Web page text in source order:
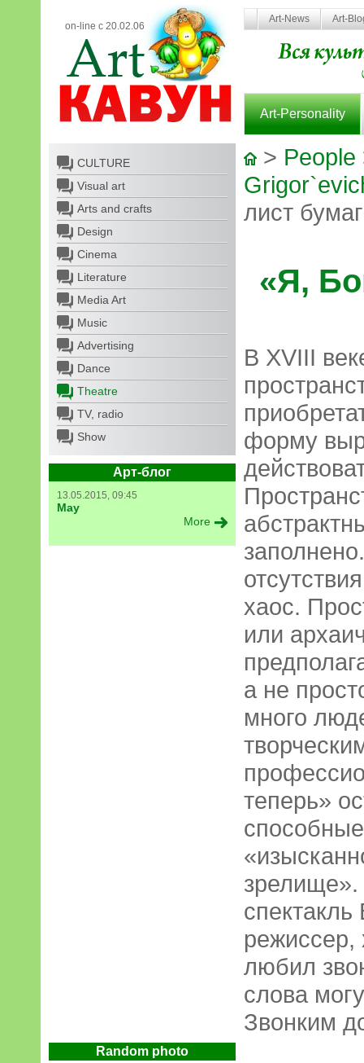
on-line с 20.02.06
Art-News Art-
Art-Personality
CULTURE
Visual art
Arts and crafts
Design
Cinema
Literature
Media Art
Music
Advertising
Dance
Theatre
TV, radio
Show
Арт-блог
13.05.2015, 09:45
May
More
Random photo
> People
лист
«Я,
В XVIII
форму
хаос.
или
а не
много
теперь»
зрелище».
режиссер,
любил
слова
Звонким